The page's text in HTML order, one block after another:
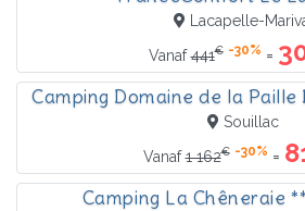
Lacapelle-
Vanaf441€ -30% =
Camping Domaine de la Paille
Souillac
Vanaf1 162€ -30% =
Camping La Chêneraie